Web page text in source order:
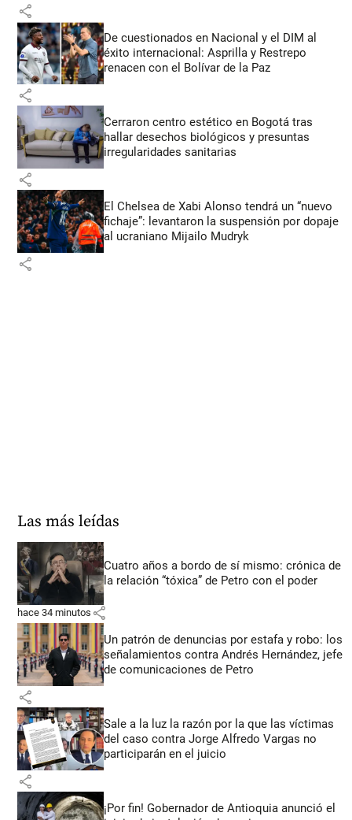
share
De cuestionados en Nacional y el DIM al
éxito internacional: Asprilla y Restrepo
renacen con el Bolívar de la Paz
share
Cerraron centro estético en Bogotá tras
hallar desechos biológicos y presuntas
irregularidades sanitarias
share
El Chelsea de Xabi Alonso tendrá un “nuevo
fichaje”: levantaron la suspensión por dopaje
al ucraniano Mijailo Mudryk
share
Las más leídas
Cuatro años a bordo de sí mismo: crónica de
la relación “tóxica” de Petro con el poder
hace 34 minutos share
Un patrón de denuncias por estafa y robo: los
señalamientos contra Andrés Hernández, jefe
de comunicaciones de Petro
share
Sale a la luz la razón por la que las víctimas
del caso contra Jorge Alfredo Vargas no
participarán en el juicio
share
¡Por fin! Gobernador de Antioquia anunció el